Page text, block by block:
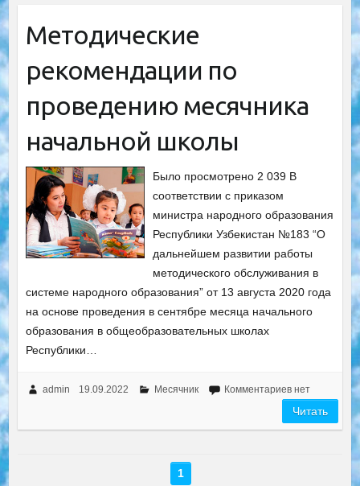
Методические
рекомендации по
проведению месячника
начальной школы
Было просмотрено 2 039 В
соответствии с приказом
министра народного образования
Республики Узбекистан №183 “О
дальнейшем развитии работы
методического обслуживания в
системе народного образования” от 13 августа 2020 года
на основе проведения в сентябре месяца начального
образования в общеобразовательных школах
Республики…
admin 19.09.2022 Месячник Комментариев нет
Читать
1